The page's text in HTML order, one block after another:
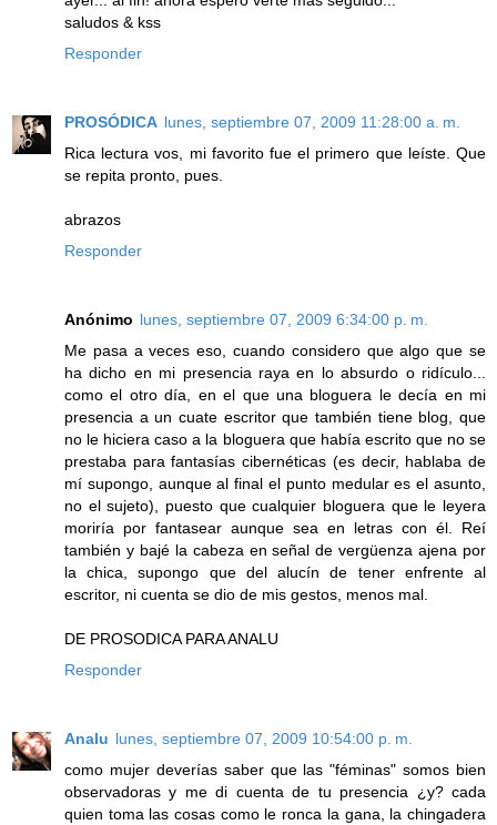
saludos & kss
Responder
PROSÓDICA lunes, septiembre 07, 2009 11:28:00 a. m.
Rica lectura vos, mi favorito fue el primero que leíste. Que
se repita pronto, pues.
abrazos
Responder
Anónimo lunes, septiembre 07, 2009 6:34:00 p. m.
Me pasa a veces eso, cuando considero que algo que se
ha dicho en mi presencia raya en lo absurdo o ridículo...
como el otro día, en el que una bloguera le decía en mi
presencia a un cuate escritor que también tiene blog, que
no le hiciera caso a la bloguera que había escrito que no se
prestaba para fantasías cibernéticas (es decir, hablaba de
mí supongo, aunque al final el punto medular es el asunto,
no el sujeto), puesto que cualquier bloguera que le leyera
moriría por fantasear aunque sea en letras con él. Reí
también y bajé la cabeza en señal de vergüenza ajena por
la chica, supongo que del alucín de tener enfrente al
escritor, ni cuenta se dio de mis gestos, menos mal.
DE PROSODICA PARA ANALU
Responder
Analu lunes, septiembre 07, 2009 10:54:00 p. m.
como mujer deverías saber que las "féminas" somos bien
observadoras y me di cuenta de tu presencia ¿y? cada
quien toma las cosas como le ronca la gana, la chingadera